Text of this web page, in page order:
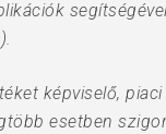
).
képviselő, piaci
esetben